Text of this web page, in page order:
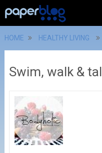
HOME HEALTHY LIVING
Swim, walk &